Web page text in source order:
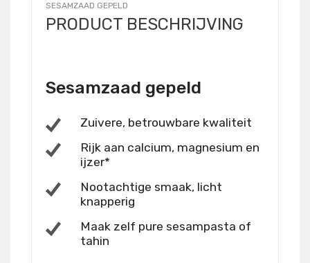
SESAMZAAD GEPELD
PRODUCT BESCHRIJVING
Sesamzaad gepeld
Zuivere, betrouwbare kwaliteit
Rijk aan calcium, magnesium en
ijzer*
Nootachtige smaak, licht
knapperig
Maak zelf pure sesampasta of
tahin